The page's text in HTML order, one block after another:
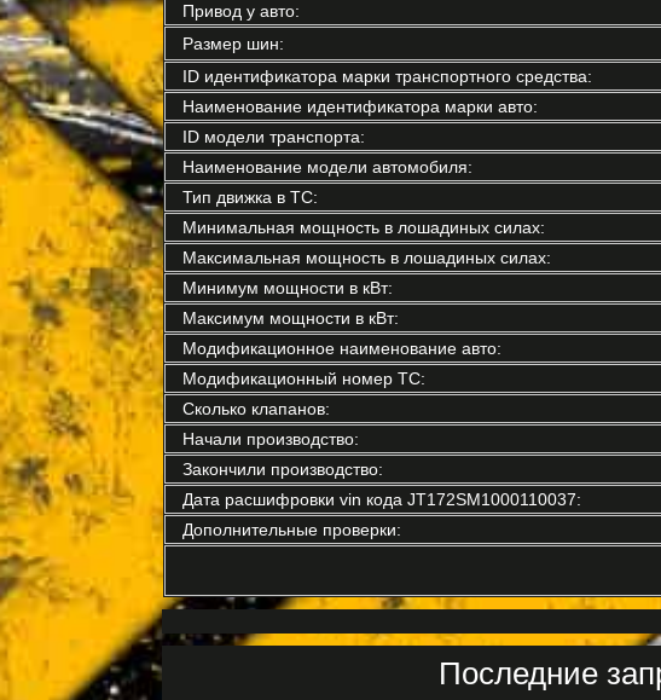
Привод у авто:
Размер шин:
ID идентификатора марки транспортного средства:
Наименование идентификатора марки авто:
ID модели транспорта:
Наименование модели автомобиля:
Тип движка в ТС:
Минимальная мощность в лошадиных силах:
Максимальная мощность в лошадиных силах:
Минимум мощности в кВт:
Максимум мощности в кВт:
Модификационное наименование авто:
Модификационный номер ТС:
Сколько клапанов:
Начали производство:
Закончили производство:
Дата расшифровки vin кода JT172SM1000110037:
Дополнительные проверки:
Последние